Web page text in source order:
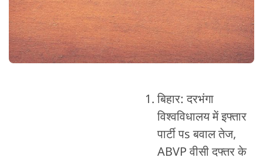
बिहार: दरभंगा
विश्वविधालय में इफ्तार
पार्टी पs बवाल तेज,
ABVP वीसी दफ्तर के